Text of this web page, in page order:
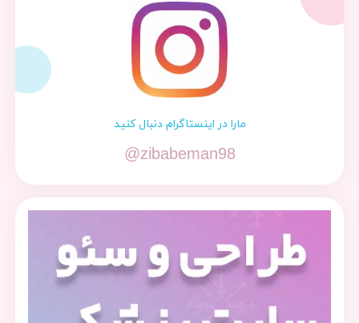
مارا در اینستاگرام دنبال کنید
@zibabeman98